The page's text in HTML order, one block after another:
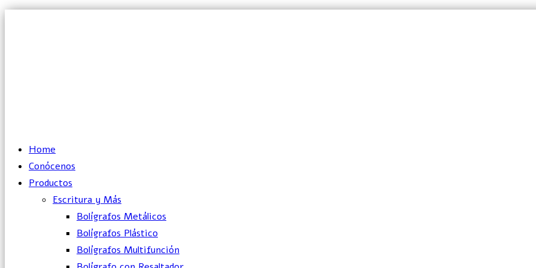
Home
Conócenos
Productos
Escritura y Más
Bolígrafos Metálicos
Bolígrafos Plástico
Bolígrafos Multifunción